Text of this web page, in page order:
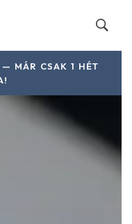
MÁR CSAK 1 HÉT